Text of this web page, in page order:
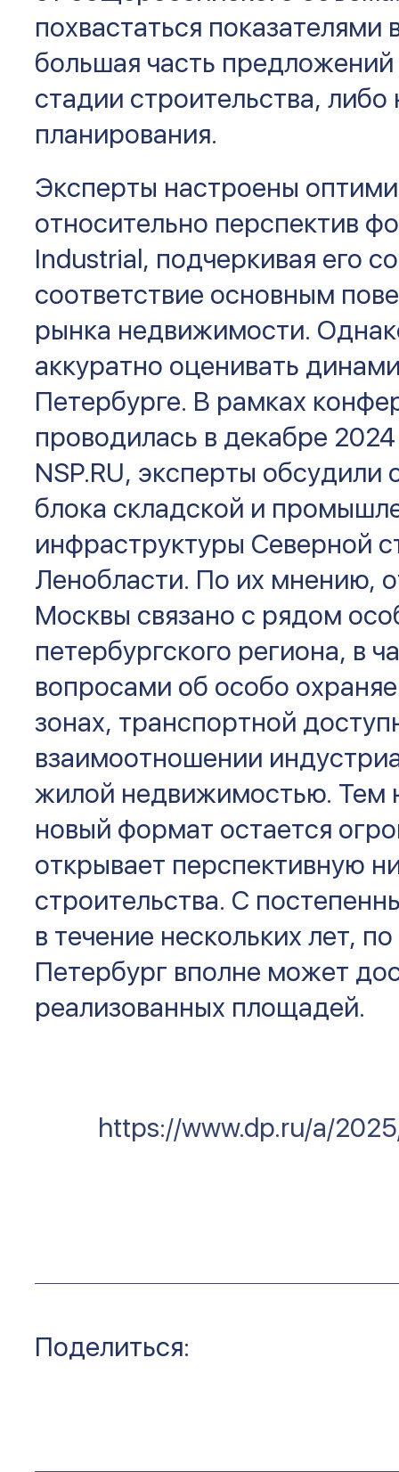
похвастаться показателями
большая часть
стадии строительства, либо
планирования.
Эксперты настроены
относительно перспектив
Industrial, подчеркивая его
соответствие основным
рынка недвижимости.
аккуратно оценивать
Петербурге. В рамках
проводилась в декабре
NSP.RU, эксперты обсудили
блока складской и
инфраструктуры Северной
Ленобласти. По их мнению,
Москвы связано с рядом
петербургского региона, в
вопросами об особо
зонах, транспортной
взаимоотношении
жилой недвижимостью. Тем
новый формат остается
открывает перспективную
строительства. С
в течение нескольких лет,
Петербург вполне может
реализованных площадей.
https://www.dp.ru/a/
Поделиться: